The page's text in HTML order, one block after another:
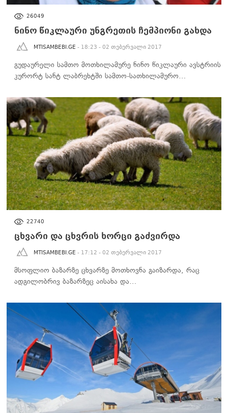
26049
ნინო წიკლაური უნგრეთის ჩემპიონი გახდა
MTISAMBEBI.GE - 18:23 - 02 თებერვალი 2017
გუდაურელი სამთო მოთხილამურე ნინო წიკლაური ავსტრიის
კურორტ სანტ ლაბრეხტში სამთო-სათხილამურო…
22740
ცხვარი და ცხვრის ხორცი გაძვირდა
MTISAMBEBI.GE - 17:12 - 02 თებერვალი 2017
მსოფლიო ბაზარზე ცხვარზე მოთხოვნა გაიზარდა, რაც
ადგილობრივ ბაზარზეც აისახა და…